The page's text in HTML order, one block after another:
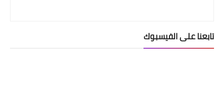
تابعنا على الفيسبوك